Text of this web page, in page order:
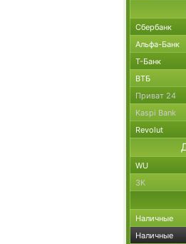
Сбербанк
Альфа-Банк
Т-Банк
ВТБ
Приват 24
Kaspi Bank
Revolut
WU
ЗК
Наличные
Наличные